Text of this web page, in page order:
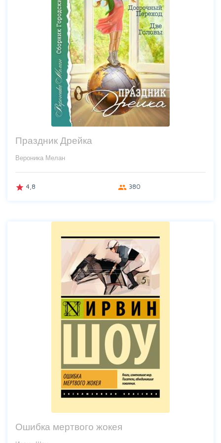
Праздник Дрейка
Вероника Мелан
grade 4,8 group 380
Ошибка мертвого жокея